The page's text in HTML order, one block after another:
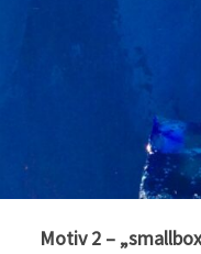
Motiv 2 –